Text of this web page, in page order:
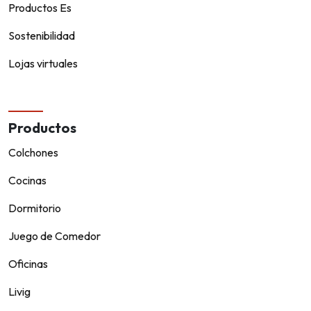
Productos Es
Sostenibilidad
Lojas virtuales
Productos
Colchones
Cocinas
Dormitorio
Juego de Comedor
Oficinas
Livig